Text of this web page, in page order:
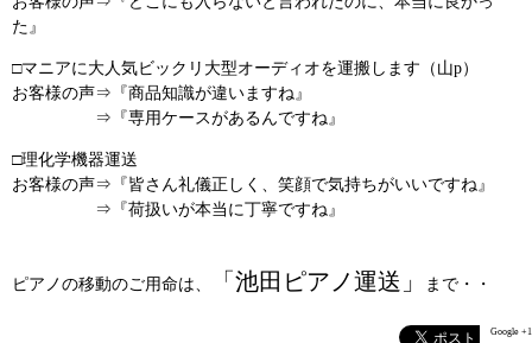
た』
□マニアに大人気ビックリ大型オーディオを運搬します（山p）
お客様の声⇒『商品知識が違いますね』
⇒『専用ケースがあるんですね』
□理化学機器運送
お客様の声⇒『皆さん礼儀正しく、笑顔で気持ちがいいですね』
⇒『荷扱いが本当に丁寧ですね』
ピアノの移動のご用命は、 「池田ピアノ運送」 まで・・
Google +1